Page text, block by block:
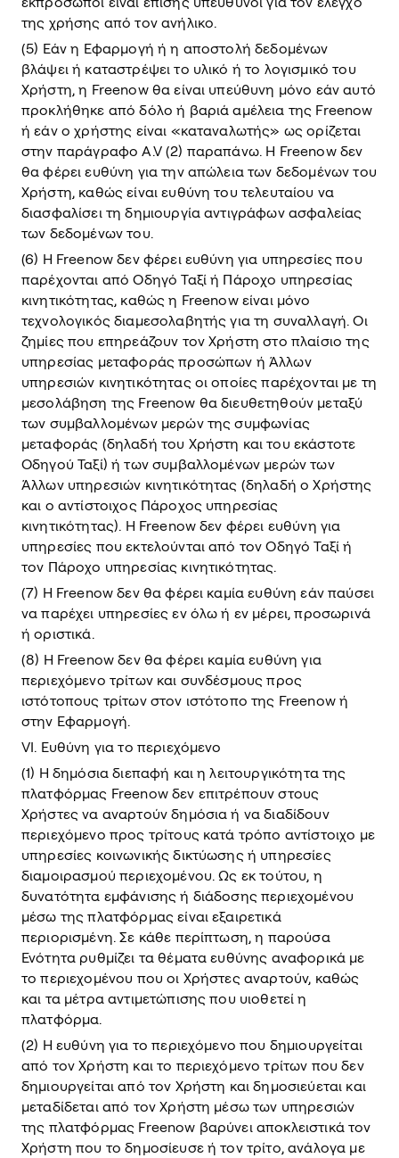
της χρήσης από τον ανήλικο.
(5) Εάν η Εφαρμογή ή η αποστολή δεδομένων
βλάψει ή καταστρέψει το υλικό ή το λογισμικό του
Χρήστη, η Freenow θα είναι υπεύθυνη μόνο εάν αυτό
προκλήθηκε από δόλο ή βαριά αμέλεια της Freenow
ή εάν ο χρήστης είναι «καταναλωτής» ως ορίζεται
στην παράγραφο A.V (2) παραπάνω. Η Freenow δεν
θα φέρει ευθύνη για την απώλεια των δεδομένων του
Χρήστη, καθώς είναι ευθύνη του τελευταίου να
διασφαλίσει τη δημιουργία αντιγράφων ασφαλείας
των δεδομένων του.
(6) Η Freenow δεν φέρει ευθύνη για υπηρεσίες που
παρέχονται από Οδηγό Ταξί ή Πάροχο υπηρεσίας
κινητικότητας, καθώς η Freenow είναι μόνο
τεχνολογικός διαμεσολαβητής για τη συναλλαγή. Οι
ζημίες που επηρεάζουν τον Χρήστη στο πλαίσιο της
υπηρεσίας μεταφοράς προσώπων ή Άλλων
υπηρεσιών κινητικότητας οι οποίες παρέχονται με τη
μεσολάβηση της Freenow θα διευθετηθούν μεταξύ
των συμβαλλομένων μερών της συμφωνίας
μεταφοράς (δηλαδή του Χρήστη και του εκάστοτε
Οδηγού Ταξί) ή των συμβαλλομένων μερών των
Άλλων υπηρεσιών κινητικότητας (δηλαδή ο Χρήστης
και ο αντίστοιχος Πάροχος υπηρεσίας
κινητικότητας). Η Freenow δεν φέρει ευθύνη για
υπηρεσίες που εκτελούνται από τον Οδηγό Ταξί ή
τον Πάροχο υπηρεσίας κινητικότητας.
(7) Η Freenow δεν θα φέρει καμία ευθύνη εάν παύσει
να παρέχει υπηρεσίες εν όλω ή εν μέρει, προσωρινά
ή οριστικά.
(8) Η Freenow δεν θα φέρει καμία ευθύνη για
περιεχόμενο τρίτων και συνδέσμους προς
ιστότοπους τρίτων στον ιστότοπο της Freenow ή
στην Εφαρμογή.
VI. Ευθύνη για το περιεχόμενο
(1) Η δημόσια διεπαφή και η λειτουργικότητα της
πλατφόρμας Freenow δεν επιτρέπουν στους
Χρήστες να αναρτούν δημόσια ή να διαδίδουν
περιεχόμενο προς τρίτους κατά τρόπο αντίστοιχο με
υπηρεσίες κοινωνικής δικτύωσης ή υπηρεσίες
διαμοιρασμού περιεχομένου. Ως εκ τούτου, η
δυνατότητα εμφάνισης ή διάδοσης περιεχομένου
μέσω της πλατφόρμας είναι εξαιρετικά
περιορισμένη. Σε κάθε περίπτωση, η παρούσα
Ενότητα ρυθμίζει τα θέματα ευθύνης αναφορικά με
το περιεχομένου που οι Χρήστες αναρτούν, καθώς
και τα μέτρα αντιμετώπισης που υιοθετεί η
πλατφόρμα.
(2) Η ευθύνη για το περιεχόμενο που δημιουργείται
από τον Xρήστη και το περιεχόμενο τρίτων που δεν
δημιουργείται από τον Xρήστη και δημοσιεύεται και
μεταδίδεται από τον Xρήστη μέσω των υπηρεσιών
της πλατφόρμας Freenow βαρύνει αποκλειστικά τον
Xρήστη που το δημοσίευσε ή τον τρίτο, ανάλογα με